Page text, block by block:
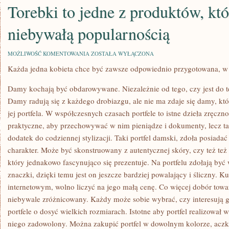
Torebki to jedne z produktów,
niebywałą popularnością
MOŻLIWOŚĆ KOMENTOWANIA TOREBKI
JEDNE
KTÓRE
CIESZĄ
NIEBYWAŁĄ
POPULARNOŚCIĄ
ZOSTAŁA WYŁĄCZONA
Każda jedna kobieta chce być zawsze odpowiednio przygotowana,
Damy kochają być obdarowywane. Niezależnie od tego, czy jest do
Damy radują się z każdego drobiazgu, ale nie ma zdaje się damy,
jej portfela. W współczesnych czasach portfele to istne dzieła
praktyczne, aby przechowywać w nim pieniądze i dokumenty, lecz
dodatek do codziennej stylizacji. Taki portfel damski, zdoła
charakter. Może być skonstruowany z autentycznej skóry, czy też
który jednakowo fascynująco się prezentuje. Na portfelu zdołają
znaczki, dzięki temu jest on jeszcze bardziej powalający i śliczny.
internetowym, wolno liczyć na jego małą cenę. Co więcej dobór
niebywale zróżnicowany. Każdy może sobie wybrać, czy interesują
portfele o dosyć wielkich rozmiarach. Istotne aby portfel realizował
niego zadowolony. Można zakupić portfel w dowolnym kolorze,